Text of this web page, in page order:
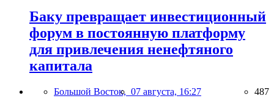
Баку превращает инвестиционный
форум в постоянную платформу
для привлечения ненефтяного
капитала
Большой Восток, 07 августа, 16:27 487